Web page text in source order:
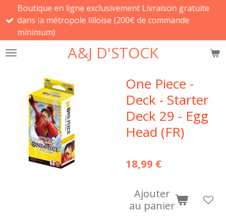
Passer
au
contenu
A&J D'STOCK
Boutique en ligne exclusivement Livraison gratuite
dans la métropole lilloise (200€ de commande
minimum)
One Piece -
Deck - Starter
Deck 29 - Egg
Head (FR)
18,99 €
Ajouter
au panier